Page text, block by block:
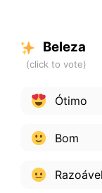
Beleza
Ótimo
Bom
Razoável